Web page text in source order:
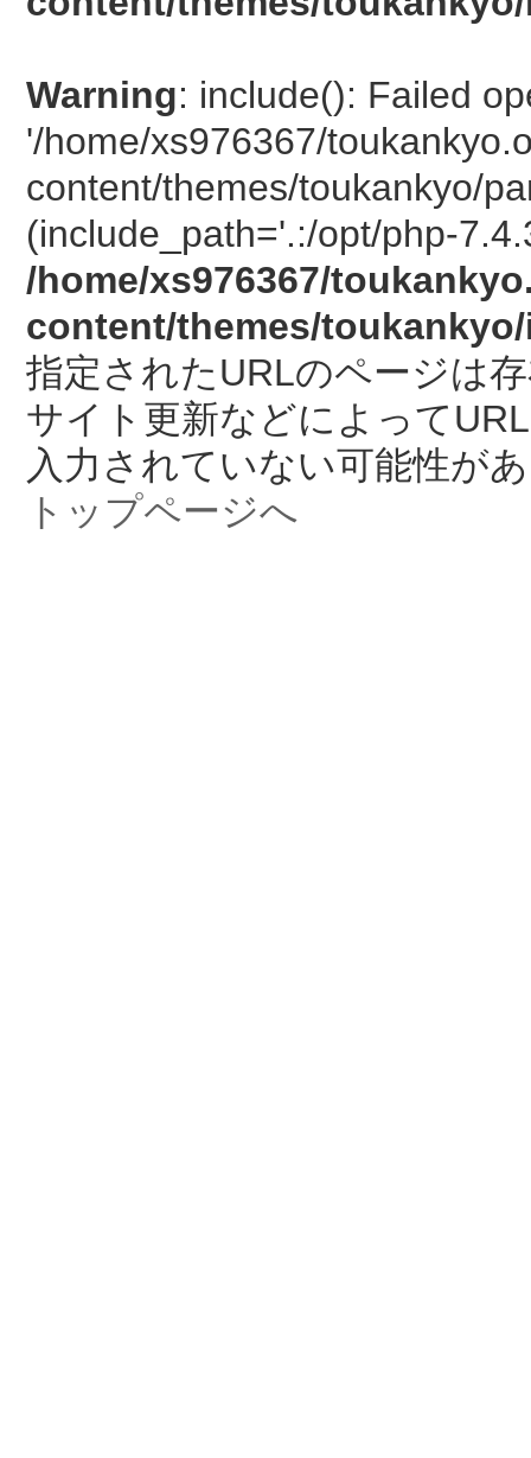
Warning: include(): Failed
'/home/xs976367/
content/themes/toukankyo/
(include_path='.:/opt/php-
/home/xs976367/
content/themes/
指定されたURLのページは
サイト更新などによって
入力されていない可能性が
トップページへ